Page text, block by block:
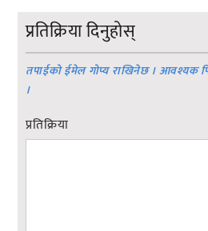
प्रतिक्रिया दिनुहोस्
तपाईको ईमेल गोप्य राखिनेछ । आवश्यक
।
प्रतिक्रिया